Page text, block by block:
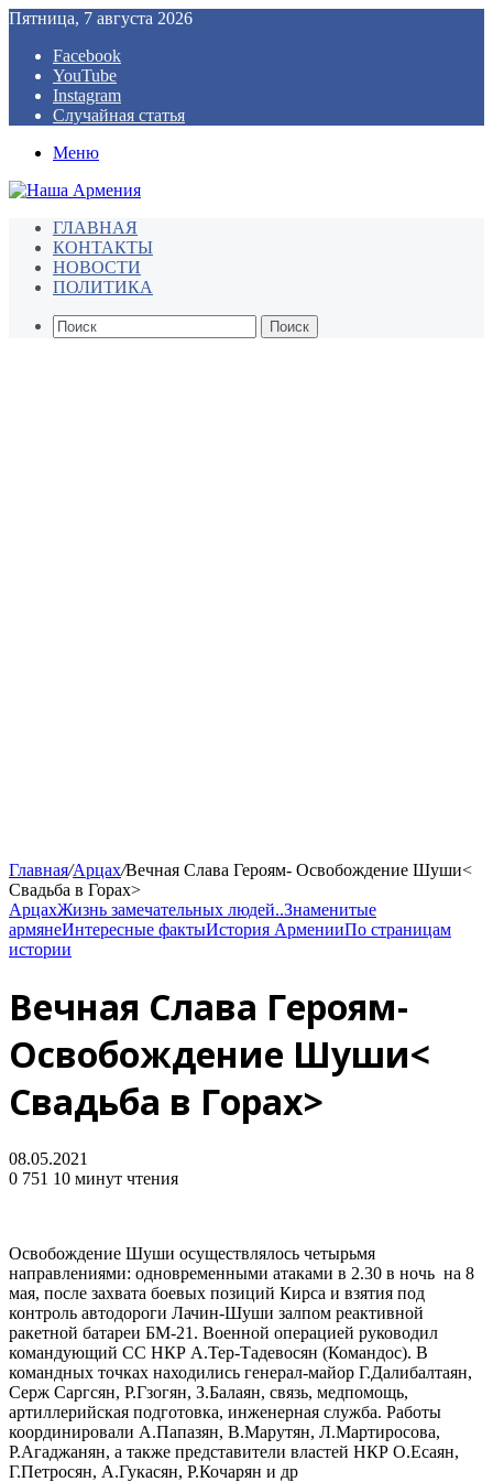
Пятница, 7 августа 2026
Facebook
YouTube
Instagram
Случайная статья
Меню
ГЛАВНАЯ
КОНТАКТЫ
НОВОСТИ
ПОЛИТИКА
Поиск
Главная/Арцах/Вечная Слава Героям- Освобождение Шуши<
Свадьба в Горах>
АрцахЖизнь замечательных людей..Знаменитые
армянеИнтересные фактыИстория АрменииПо страницам
истории
Вечная Слава Героям-
Освобождение Шуши<
Свадьба в Горах>
08.05.2021
0 751 10 минут чтения
Освобождение Шуши осуществлялось четырьмя
направлениями: одновременными атаками в 2.30 в ночь на 8
мая, после захвата боевых позиций Кирса и взятия под
контроль автодороги Лачин-Шуши залпом реактивной
ракетной батареи БМ-21. Военной операцией руководил
командующий СС НКР А.Тер-Тадевосян (Командос). В
командных точках находились генерал-майор Г.Далибалтаян,
Серж Саргсян, Р.Гзогян, З.Балаян, связь, медпомощь,
артиллерийская подготовка, инженерная служба. Работы
координировали А.Папазян, В.Марутян, Л.Мартиросова,
Р.Агаджанян, а также представители властей НКР О.Есаян,
Г.Петросян, А.Гукасян, Р.Кочарян и др